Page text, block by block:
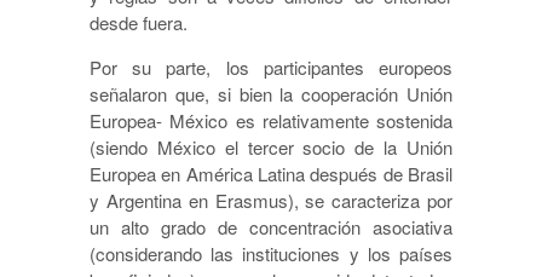
desde fuera.
Por su parte, los participantes europeos
señalaron que, si bien la cooperación Unión
Europea- México es relativamente sostenida
(siendo México el tercer socio de la Unión
Europea en América Latina después de Brasil
y Argentina en Erasmus), se caracteriza por
un alto grado de concentración asociativa
(considerando las instituciones y los países